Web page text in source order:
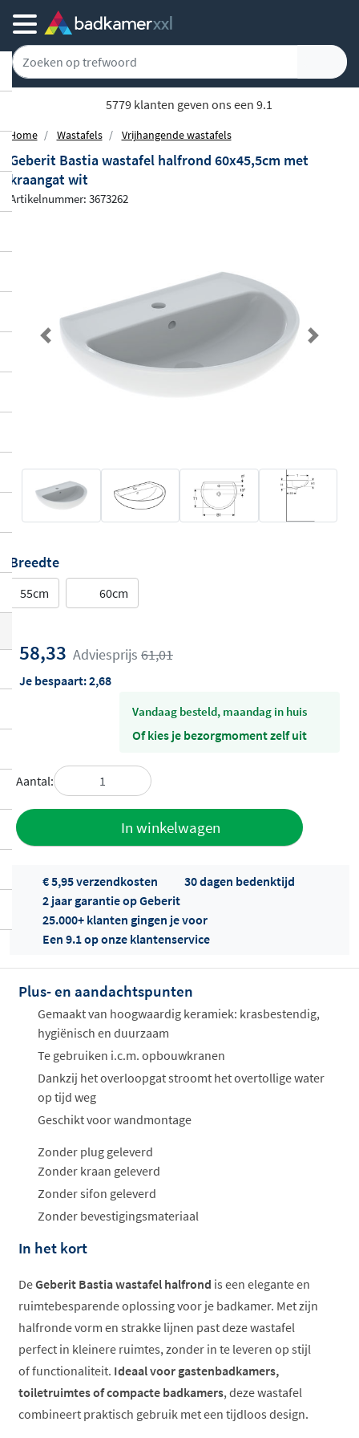
Gratis bezorgd vanaf 100,-
Home Wastafels Vrijhangende wastafels
Geberit Bastia wastafel halfrond 60x45,5cm met
kraangat wit
Artikelnummer: 3673262
Previous Next
Breedte
55cm 60cm
58,33 Adviesprijs 61,01
Je bespaart:2,68
vandaag besteld, maandag in huis
Of kies je bezorgmoment zelf uit
Aantal:
In winkelwagen
Offertes
ophalen...
€ 5,95 verzendkosten
30 dagen bedenktijd
2 jaar garantie op Geberit
25.000+ klanten gingen je voor
Een 9.1 op onze klantenservice
Plus- en aandachtspunten
Gemaakt van hoogwaardig keramiek: krasbestendig,
hygiënisch en duurzaam
Te gebruiken i.c.m. opbouwkranen
Dankzij het overloopgat stroomt het overtollige water
op tijd weg
Geschikt voor wandmontage
Zonder plug geleverd
Zonder kraan geleverd
Zonder sifon geleverd
Zonder bevestigingsmateriaal
In het kort
DeGeberit Bastia wastafel halfrond is een elegante en
ruimtebesparende oplossing voor je badkamer. Met zijn
halfronde vorm en strakke lijnen past deze wastafel
perfect in kleinere ruimtes, zonder in te leveren op stijl
of functionaliteit. Ideaal voor gastenbadkamers,
toiletruimtes of compacte badkamers, deze wastafel
combineert praktisch gebruik met een tijdloos design.